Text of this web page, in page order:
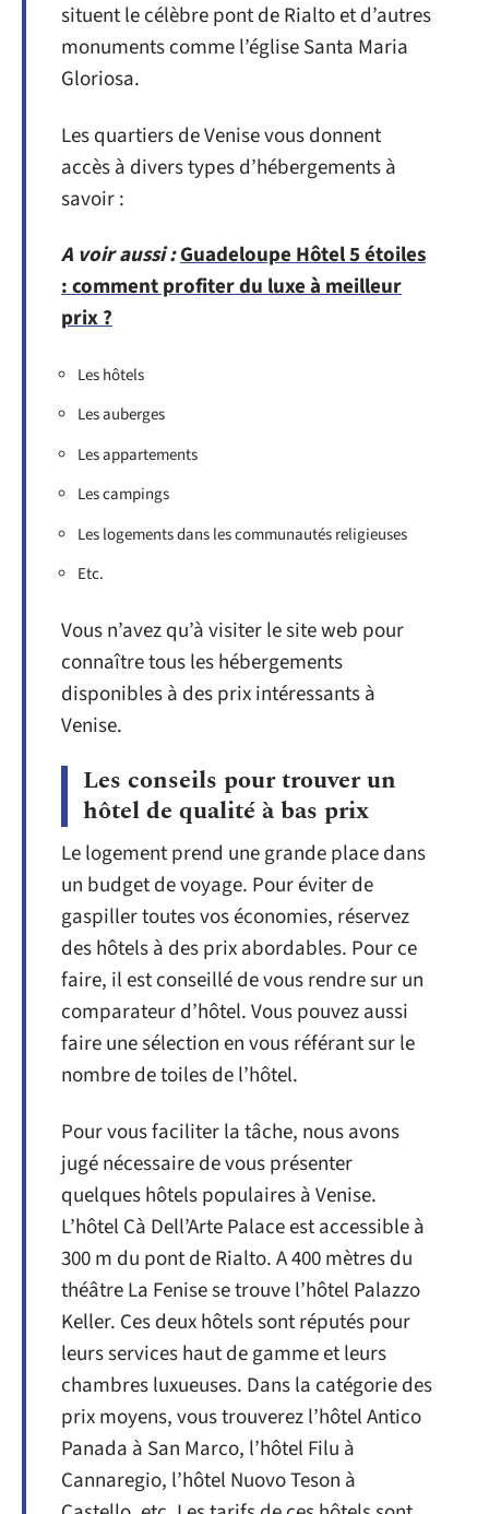
situent le célèbre pont de Rialto et d’autres
monuments comme l’église Santa Maria
Gloriosa.
Les quartiers de Venise vous donnent
accès à divers types d’hébergements à
savoir :
A voir aussi :Guadeloupe Hôtel 5 étoiles
: comment profiter du luxe à meilleur
prix ?
Les hôtels
Les auberges
Les appartements
Les campings
Les logements dans les communautés religieuses
Etc.
Vous n’avez qu’à visiter le site web pour
connaître tous les hébergements
disponibles à des prix intéressants à
Venise.
Les conseils pour trouver un
hôtel de qualité à bas prix
Le logement prend une grande place dans
un budget de voyage. Pour éviter de
gaspiller toutes vos économies, réservez
des hôtels à des prix abordables. Pour ce
faire, il est conseillé de vous rendre sur un
comparateur d’hôtel. Vous pouvez aussi
faire une sélection en vous référant sur le
nombre de toiles de l’hôtel.
Pour vous faciliter la tâche, nous avons
jugé nécessaire de vous présenter
quelques hôtels populaires à Venise.
L’hôtel Cà Dell’Arte Palace est accessible à
300 m du pont de Rialto. A 400 mètres du
théâtre La Fenise se trouve l’hôtel Palazzo
Keller. Ces deux hôtels sont réputés pour
leurs services haut de gamme et leurs
chambres luxueuses. Dans la catégorie des
prix moyens, vous trouverez l’hôtel Antico
Panada à San Marco, l’hôtel Filu à
Cannaregio, l’hôtel Nuovo Teson à